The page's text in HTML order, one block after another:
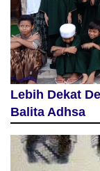
Lebih Dekat
Balita Adhsa